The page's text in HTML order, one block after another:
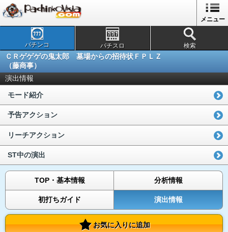
メニュー
パチンコ パチスロ 検索
ＣＲゲゲゲの鬼太郎 墓場からの招待状ＦＰＬＺ
（藤商事）
演出情報
モード紹介
予告アクション
リーチアクション
ST中の演出
TOP・基本情報 分析情報
初打ちガイド 演出情報
お気に入りに追加